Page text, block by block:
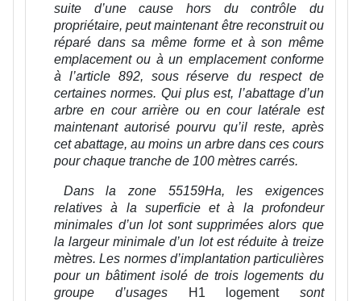
suite d’une cause hors du contrôle du
propriétaire, peut maintenant être reconstruit ou
réparé dans sa même forme et à son même
emplacement ou à un emplacement conforme
à l’article 892, sous réserve du respect de
certaines normes. Qui plus est, l’abattage d’un
arbre en cour arrière ou en cour latérale est
maintenant autorisé pourvu qu’il reste, après
cet abattage, au moins un arbre dans ces cours
pour chaque tranche de 100 mètres carrés.
Dans la zone 55159Ha, les exigences
relatives à la superficie et à la profondeur
minimales d’un lot sont supprimées alors que
la largeur minimale d’un lot est réduite à treize
mètres. Les normes d’implantation particulières
pour un bâtiment isolé de trois logements du
groupe d’usages
H1 logement sont